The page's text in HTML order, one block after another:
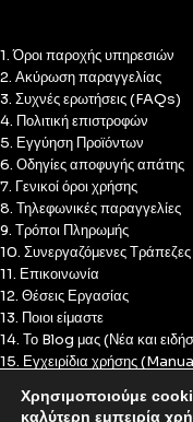
1. Όροι παροχής υπηρεσιών
2. Ακύρωση παραγγελίας
3. Συχνές ερωτήσεις (FAQs)
4. Πολιτική επιστροφών
5. Εγγύηση Προϊόντων
6. Οδηγίες αποφυγής απάτης
7. Γενικοί όροι χρήσης
8. Τηλεφωνικές παραγγελίες
9. Τρόποι Πληρωμής
10. Συνεργαζόμενες Τράπεζες
11. Επικοινωνία
12. Θέσεις Εργασίας
13. Ποιοι είμαστε
14. Το Blog μας (Νέα και
15. Εγχειρίδια χρήσης
17. Πολιτική Cookies
Χρησιμοποιούμε
καλύτερη εμπειρία